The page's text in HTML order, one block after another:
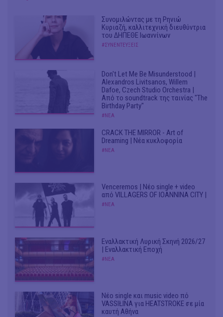
Συνομιλώντας με τη Ρηνιώ
Κυριαζή, καλλιτεχνική διευθύντρια
του ΔΗΠΕΘΕ Ιωαννίνων
#ΣΥΝΕΝΤΕΥΞΕΙΣ
Don't Let Me Be Misunderstood |
Alexandros Livitsanos, Willem
Dafoe, Czech Studio Orchestra |
Από το soundtrack της ταινίας "The
Birthday Party"
#ΝΕΑ
CRACK THE MIRROR - Art of
Dreaming | Νέα κυκλοφορία
#ΝΕΑ
Venceremos | Νέο single + video
από VILLAGERS OF IOANNINA CITY |
#ΝΕΑ
Εναλλακτική Λυρική Σκηνή 2026/27
| Εναλλακτική Εποχή
#ΝΕΑ
Νέο single και music video πό
VASSIŁINA για HEATSTROKE σε μία
καυτή Αθήνα